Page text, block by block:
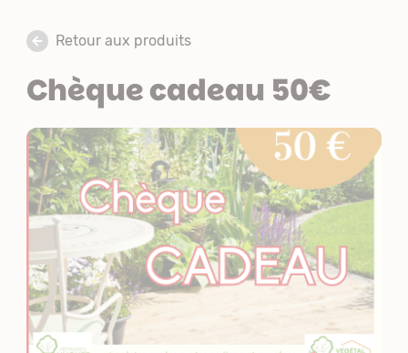
Retour aux produits
Chèque cadeau 50€